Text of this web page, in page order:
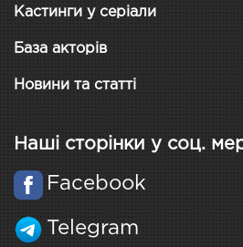
Кастинги у серіали
База акторів
Новини та статті
Наші сторінки у соц.
Facebook
Telegram